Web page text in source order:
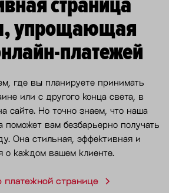
упрощающая
платежей
где вы планируете принимать
или с другого конца света, в
сайте. Но точно знаем, что наша
поможет вам безбарьерно получать
Она стильная, эффективная и
о каждом вашем клиенте.
платежной странице